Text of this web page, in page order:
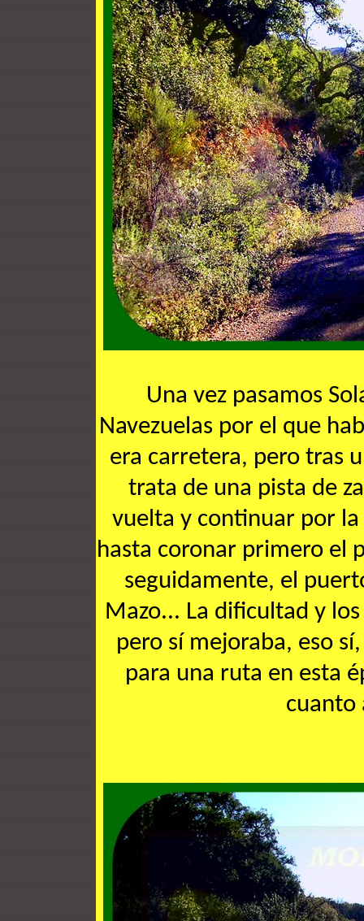
Una vez pasamos
Navezuelas por el que
era carretera, pero tras
trata de una pista de
vuelta y continuar por
hasta coronar primero el
seguidamente, el
Mazo... La dificultad y
pero sí mejoraba, eso
para una ruta en esta
cuanto